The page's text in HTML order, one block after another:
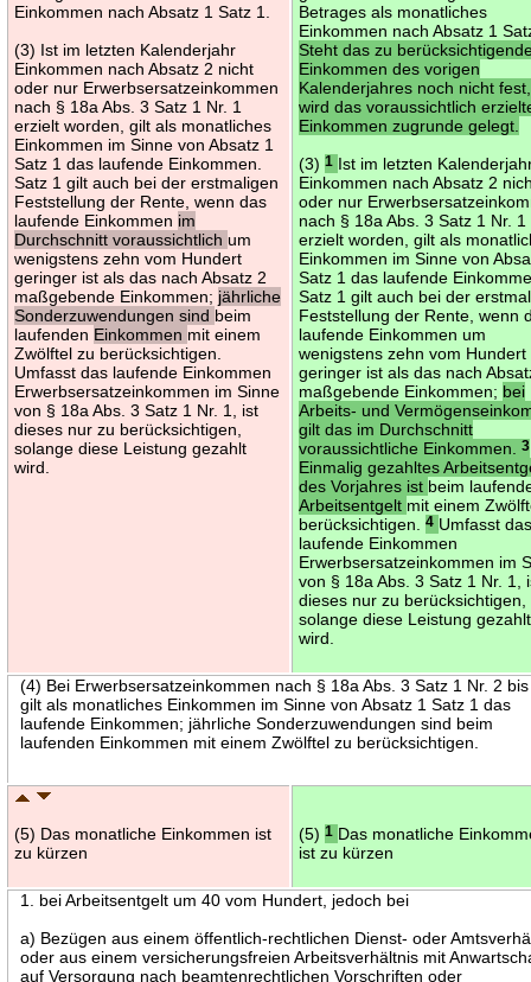
Einkommen nach Absatz 1 Satz 1.
(3) Ist im letzten Kalenderjahr
Einkommen nach Absatz 2 nicht
oder nur Erwerbsersatzeinkommen
nach § 18a Abs. 3 Satz 1 Nr. 1
erzielt worden, gilt als monatliches
Einkommen im Sinne von Absatz 1
Satz 1 das laufende Einkommen.
Satz 1 gilt auch bei der erstmaligen
Feststellung der Rente, wenn das
laufende Einkommen im
Durchschnitt voraussichtlichum
wenigstens zehn vom Hundert
geringer ist als das nach Absatz 2
maßgebende Einkommen; jährliche
Sonderzuwendungen sind beim
laufenden Einkommen mit einem
Zwölftel zu berücksichtigen.
Umfasst das laufende Einkommen
Erwerbsersatzeinkommen im Sinne
von § 18a Abs. 3 Satz 1 Nr. 1, ist
dieses nur zu berücksichtigen,
solange diese Leistung gezahlt
wird.
Betrages als monatliches
Einkommen nach Absatz 1
Steht das zu
Einkommen des vorigen
Kalenderjahres noch nicht
wird das voraussichtlich
Einkommen zugrunde gelegt.
(3)1 Ist im letzten
Einkommen nach Absatz 2
oder nur
nach § 18a Abs. 3 Satz 1 Nr. 1
erzielt worden, gilt als
Einkommen im Sinne von
Satz 1 das laufende
Satz 1 gilt auch bei der
Feststellung der Rente, wenn
laufende Einkommen um
wenigstens zehn vom Hundert
geringer ist als das nach
maßgebende Einkommen; bei
Arbeits- und
gilt das im Durchschnitt
voraussichtliche Einkommen.3
Einmalig gezahltes
des Vorjahres ist beim
Arbeitsentgelt mit einem
berücksichtigen.4 Umfasst
laufende Einkommen
Erwerbsersatzeinkommen im
von § 18a Abs. 3 Satz 1 Nr. 1,
dieses nur zu berücksichtigen,
solange diese Leistung gezahlt
wird.
(4) Bei Erwerbsersatzeinkommen nach § 18a Abs. 3 Satz 1 Nr. 2
gilt als monatliches Einkommen im Sinne von Absatz 1 Satz 1 das
laufende Einkommen; jährliche Sonderzuwendungen sind beim
laufenden Einkommen mit einem Zwölftel zu berücksichtigen.
(5) Das monatliche Einkommen ist
zu kürzen
(5)1 Das monatliche
ist zu kürzen
1. bei Arbeitsentgelt um 40 vom Hundert, jedoch bei
a) Bezügen aus einem öffentlich-rechtlichen Dienst- oder
oder aus einem versicherungsfreien Arbeitsverhältnis mit
auf Versorgung nach beamtenrechtlichen Vorschriften oder